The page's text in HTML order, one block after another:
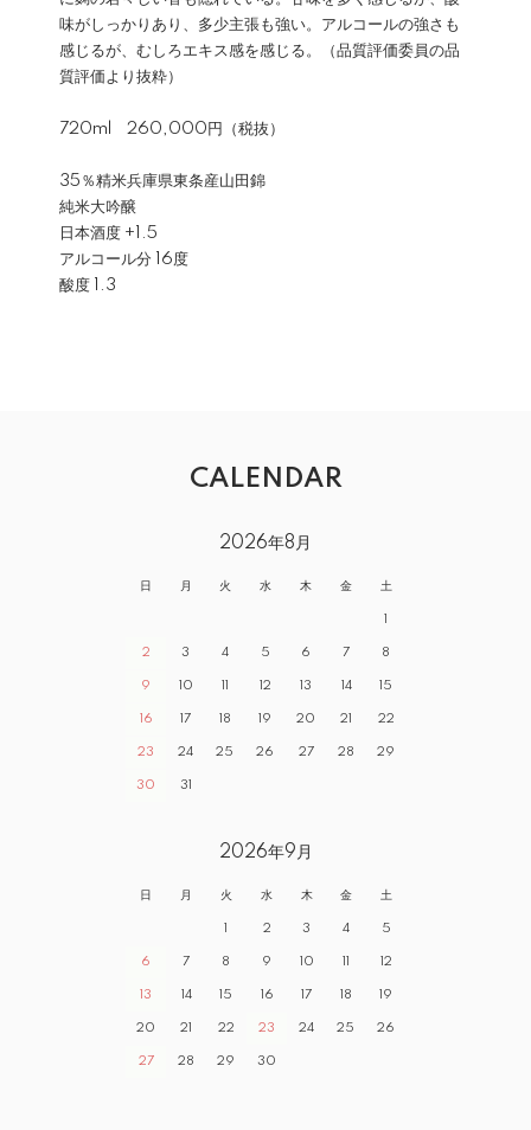
味がしっかりあり、多少主張も強い。アルコールの強さも
感じるが、むしろエキス感を感じる。（品質評価委員の品
質評価より抜粋）
720ml 260,000円（税抜）
35％精米兵庫県東条産山田錦
純米大吟醸
日本酒度 +1.5
アルコール分 16度
酸度 1.3
CALENDAR
2026年8月
日 月 火 水 木 金 土
1
2 3 4 5 6 7 8
9 10 11 12 13 14 15
16 17 18 19 20 21 22
23 24 25 26 27 28 29
30 31
2026年9月
日 月 火 水 木 金 土
1 2 3 4 5
6 7 8 9 10 11 12
13 14 15 16 17 18 19
20 21 22 23 24 25 26
27 28 29 30